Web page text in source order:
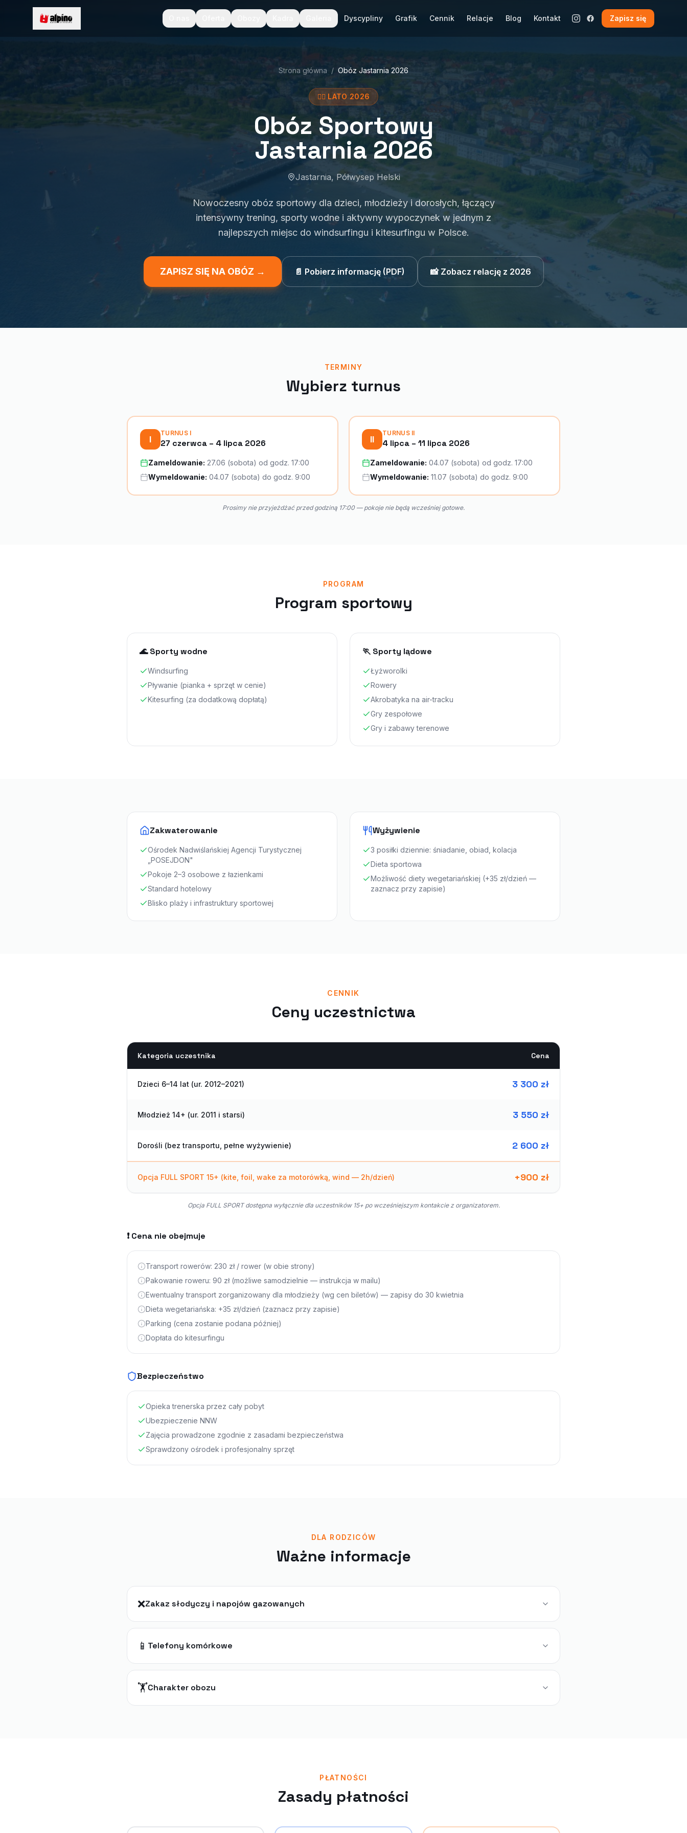
Dyscypliny Grafik Cennik Relacje Blog Kontakt Zapisz się
Strona główna / Obóz Jastarnia 2026
🏄‍♂️ LATO 2026
Obóz Sportowy
Jastarnia 2026
Jastarnia, Półwysep Helski
Nowoczesny obóz sportowy dla dzieci, młodzieży i dorosłych, łączący
intensywny trening, sporty wodne i aktywny wypoczynek w jednym z
najlepszych miejsc do windsurfingu i kitesurfingu w Polsce.
ZAPISZ SIĘ NA OBÓZ → 📄 Pobierz informację (PDF) 📸 Zobacz relację z 2026
TERMINY
Wybierz turnus
I
TURNUS I
27 czerwca – 4 lipca 2026
Zameldowanie: 27.06 (sobota) od godz. 17:00
Wymeldowanie: 04.07 (sobota) do godz. 9:00
II
TURNUS II
4 lipca – 11 lipca 2026
Zameldowanie: 04.07 (sobota) od godz. 17:00
Wymeldowanie: 11.07 (sobota) do godz. 9:00
Prosimy nie przyjeżdżać przed godziną 17:00 — pokoje nie będą wcześniej gotowe.
PROGRAM
Program sportowy
🌊 Sporty wodne
Windsurfing
Pływanie (pianka + sprzęt w cenie)
Kitesurfing (za dodatkową dopłatą)
🏃 Sporty lądowe
Łyżworolki
Rowery
Akrobatyka na air-tracku
Gry zespołowe
Gry i zabawy terenowe
Zakwaterowanie
Ośrodek Nadwiślańskiej Agencji Turystycznej
„POSEJDON"
Pokoje 2–3 osobowe z łazienkami
Standard hotelowy
Blisko plaży i infrastruktury sportowej
Wyżywienie
3 posiłki dziennie: śniadanie, obiad, kolacja
Dieta sportowa
Możliwość diety wegetariańskiej (+35 zł/dzień —
zaznacz przy zapisie)
CENNIK
Ceny uczestnictwa
Kategoria uczestnika Cena
Dzieci 6–14 lat (ur. 2012–2021) 3 300 zł
Młodzież 14+ (ur. 2011 i starsi) 3 550 zł
Dorośli (bez transportu, pełne wyżywienie) 2 600 zł
Opcja FULL SPORT 15+ (kite, foil, wake za motorówką, wind — 2h/dzień) +900 zł
Opcja FULL SPORT dostępna wyłącznie dla uczestników 15+ po wcześniejszym kontakcie z organizatorem.
❗ Cena nie obejmuje
Transport rowerów: 230 zł / rower (w obie strony)
Pakowanie roweru: 90 zł (możliwe samodzielnie — instrukcja w mailu)
Ewentualny transport zorganizowany dla młodzieży (wg cen biletów) — zapisy do 30 kwietnia
Dieta wegetariańska: +35 zł/dzień (zaznacz przy zapisie)
Parking (cena zostanie podana później)
Dopłata do kitesurfingu
Bezpieczeństwo
Opieka trenerska przez cały pobyt
Ubezpieczenie NNW
Zajęcia prowadzone zgodnie z zasadami bezpieczeństwa
Sprawdzony ośrodek i profesjonalny sprzęt
DLA RODZICÓW
Ważne informacje
❌Zakaz słodyczy i napojów gazowanych
📱 Telefony komórkowe
🏋️Charakter obozu
PŁATNOŚCI
Zasady płatności